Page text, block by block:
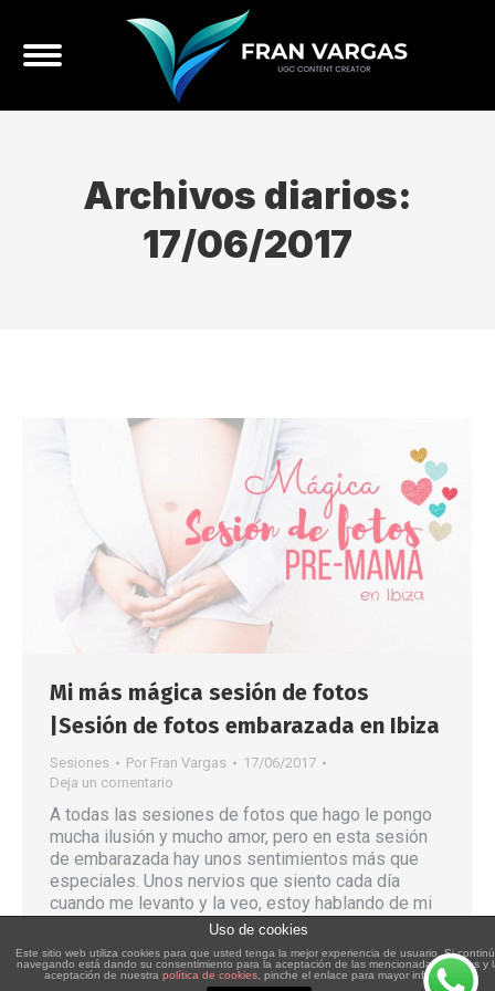
Archivos diarios:
17/06/2017
Mi más mágica sesión de fotos
|Sesión de fotos embarazada en Ibiza
Sesiones Por Fran Vargas
17/06/2017
Deja un comentario
A todas las sesiones de fotos que hago le pongo
mucha ilusión y mucho amor, pero en esta sesión
de embarazada hay unos sentimientos más que
especiales. Unos nervios que siento cada día
cuando me levanto y la veo, estoy hablando de mi
pareja y mi futuro hijo. Una sesión de fotos
premamá en la…
Uso de cookies
Este sitio web utiliza cookies para que usted tenga la mejor experiencia de usuario. Si
navegando está dando su consentimiento para la aceptación de las mencionadas cookies y
aceptación de nuestra política de cookies, pinche el enlace para mayor información.